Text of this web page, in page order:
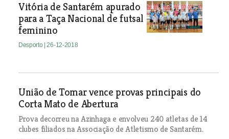
Vitória de Santarém apurado
para a Taça Nacional de futsal
feminino
Desporto | 26-12-2018
União de Tomar vence provas principais do
Corta Mato de Abertura
Prova decorreu na Azinhaga e envolveu 240 atletas de 14
clubes filiados na Associação de Atletismo de Santarém.